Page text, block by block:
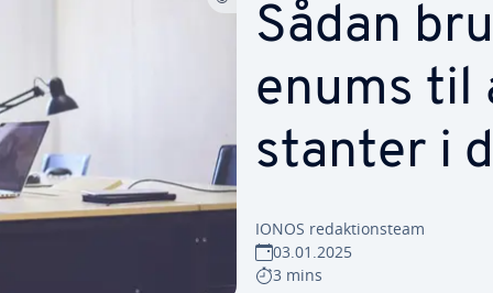
Sådan
enums
stan­ter i
IONOS re­dak­tions­team
03.01.2025
3 mins